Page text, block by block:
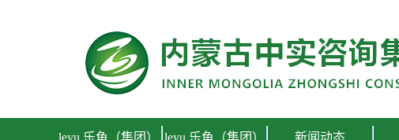
leyu.乐鱼（集团） leyu.乐鱼（集团） 新闻动态